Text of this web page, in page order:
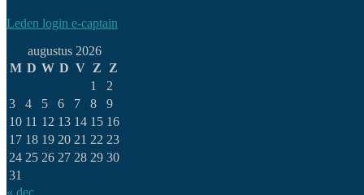
Leden login e-captain
augustus 2026
M D W D V Z
Z
1
2
3
4 5 6 7 8
9
10 11 12 13 14 15 16
17 18 19 20 21 22 23
24 25 26 27 28 29 30
31